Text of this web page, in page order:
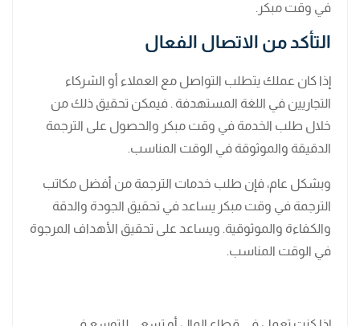
في وقت مبكر.
التأكد من الاتصال الفعال
إذا كان عملك يتطلب التواصل مع العملاء أو الشركاء
التجاريين في اللغة المستهدفة . فيمكن تحقيق ذلك من
خلال طلب الخدمة في وقت مبكر والحصول على الترجمة
الدقيقة والموثوقة في الوقت المناسب.
وبشكل عام، فإن طلب خدمات الترجمة من أفضل مكاتب
الترجمة في وقت مبكر يساعد في تحقيق الجودة والدقة
والكفاءة والموثوقية. ويساعد على تحقيق الأهداف المرجوة
في الوقت المناسب.